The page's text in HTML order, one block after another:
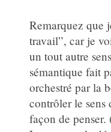
Remarquez que
travail”, car je
un tout autre
sémantique fait
orchestré par la
contrôler le sens
façon de